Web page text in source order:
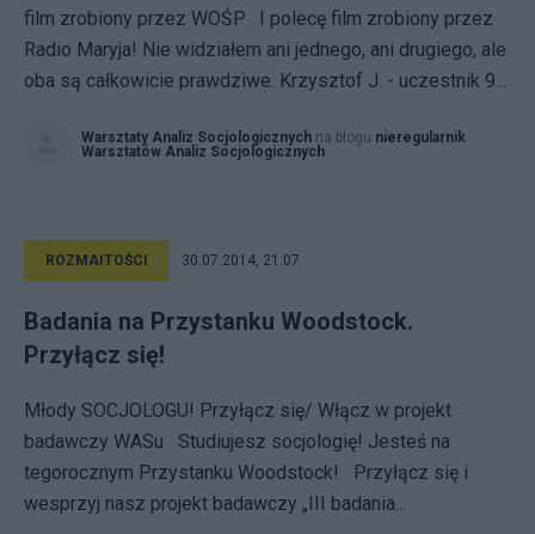
film zrobiony przez WOŚP . I polecę film zrobiony przez
Radio Maryja! Nie widziałem ani jednego, ani drugiego, ale
oba są całkowicie prawdziwe. Krzysztof J. - uczestnik 9...
Warsztaty Analiz Socjologicznych na blogu nieregularnik
Warsztatów Analiz Socjologicznych
ROZMAITOŚCI 30.07.2014, 21:07
Badania na Przystanku Woodstock.
Przyłącz się!
Młody SOCJOLOGU! Przyłącz się/ Włącz w projekt
badawczy WASu Studiujesz socjologię! Jesteś na
tegorocznym Przystanku Woodstock! Przyłącz się i
wesprzyj nasz projekt badawczy „III badania...